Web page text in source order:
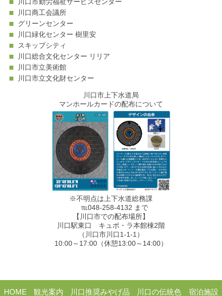
川口商工会議所
グリーンセンター
川口緑化センター 樹里安
スキップシティ
川口総合文化センター リリア
川口市立美術館
川口市立文化財センター
川口市上下水道局
マンホールカードの配布について
※不明点は上下水道総務課
℡048-258-4132 まで
【川口市での配布場所】
川口駅東口 キュポ・ラ本館棟2階
（川口市川口1-1-1）
10:00～17:00（休憩13:00～14:00）
HOME 観光案内 川口推奨みやげ品 川口の伝統色 宿泊施設